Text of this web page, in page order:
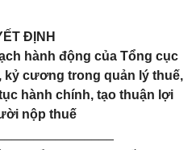
ĐỊNH
hành động của Tổng cục
kỷ cương trong quản lý thuế,
hành chính, tạo thuận lợi
nộp thuế